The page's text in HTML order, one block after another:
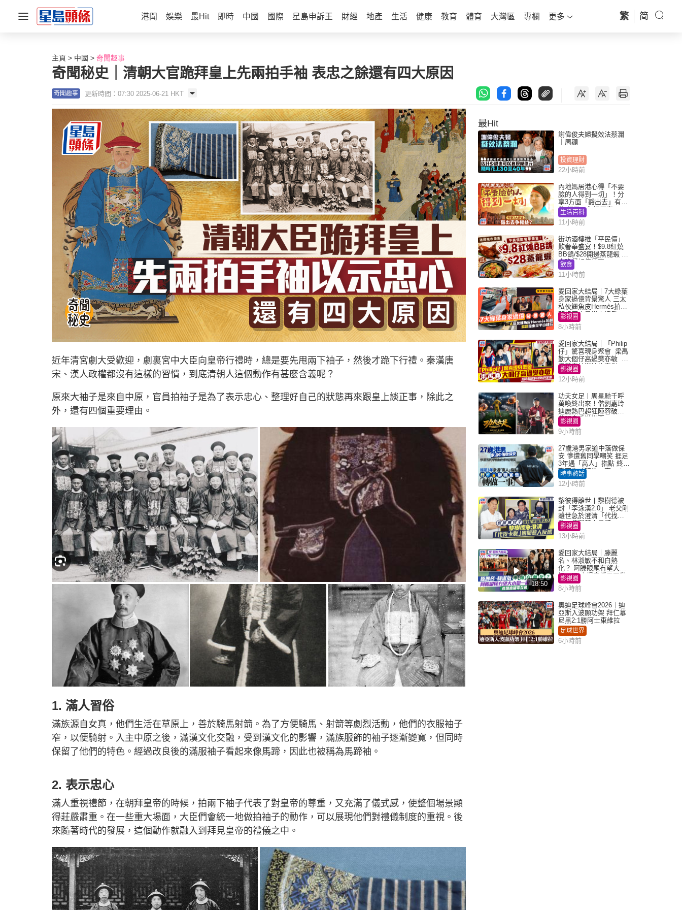
港聞 娛樂 最Hit 即時 中國 國際 星島申訴王 財經 地產 生活 健康 教育 體育 大灣區 專欄 更多 繁 简
主頁 中國 奇聞趣事
奇聞秘史｜清朝大官跪拜皇上先兩拍手袖 表忠之餘還有四大原因
奇聞趣事 更新時間：07:30 2025-06-21 HKT
近年清宮劇大受歡迎，劇裏宮中大臣向皇帝行禮時，總是要先甩兩下袖子，然後才跪下行禮。秦漢唐
宋、漢人政權都沒有這樣的習慣，到底清朝人這個動作有甚麼含義呢？
原來大袖子是來自中原，官員拍袖子是為了表示忠心、整理好自己的狀態再來跟皇上談正事，除此之
外，還有四個重要理由。
1. 滿人習俗
滿族源自女真，他們生活在草原上，善於騎馬射箭。為了方便騎馬、射箭等劇烈活動，他們的衣服袖子
窄，以便騎射。入主中原之後，滿漢文化交融，受到漢文化的影響，滿族服飾的袖子逐漸變寬，但同時
保留了他們的特色。經過改良後的滿服袖子看起來像馬蹄，因此也被稱為馬蹄袖。
2. 表示忠心
滿人重視禮節，在朝拜皇帝的時候，拍兩下袖子代表了對皇帝的尊重，又充滿了儀式感，使整個場景顯
得莊嚴肅重。在一些重大場面，大臣們會統一地做拍袖子的動作，可以展現他們對禮儀制度的重視。後
來隨著時代的發展，這個動作就融入到拜見皇帝的禮儀之中。
最Hit
謝偉俊夫婦擬效法蔡瀾
｜周顯
投資理財
22小時前
內地媽居港心得「不要
臉的人得到一切」！分
享3方面「豁出去」有著
數 網民：你好厲害
生活百科
11小時前
街坊酒樓推「平民價」
歎奢華盛宴！$9.8紅燒
BB鴿/$28開邊蒸龍蝦 3
大晚餐超值優惠
飲食
11小時前
愛回家大結局｜7大綠葉
身家過億背景驚人 三太
私伙鱷魚皮Hermès拍劇
蘇姐原來是半山樓后
影視圈
8小時前
愛回家大結局｜「Philip
仔」驚喜現身聚會 梁禹
勤大個仔高過樊亦敏 超
乖黐實林淑敏許家傑
影視圈
12小時前
功夫女足丨周星馳千呼
萬喚終出來！偕劉嘉玲
迪麗熱巴超狂陣容破天
荒現身香港謝票
影視圈
9小時前
27歲港男家道中落做保
安 慘遭舊同學嘲笑 捱足
3年遇「高人」指點 終辭
職宣告「轉做一事」｜
Juicy叮
時事熱話
12小時前
黎彼得離世丨黎樹德被
封「李泳漢2.0」 老父剛
離世急於澄清「代找卡
數」傳聞惹人反感
影視圈
13小時前
18:50
愛回家大結局｜滕麗
名、林淑敏不和白熱
化？ 阿滕眼尾冇望大小
姐一眼 商場直播零互動
影視圈
8小時前
奧迪足球峰會2026｜迪
亞斯入波顯功架 拜仁慕
尼黑2:1勝阿士東維拉
足球世界
6小時前